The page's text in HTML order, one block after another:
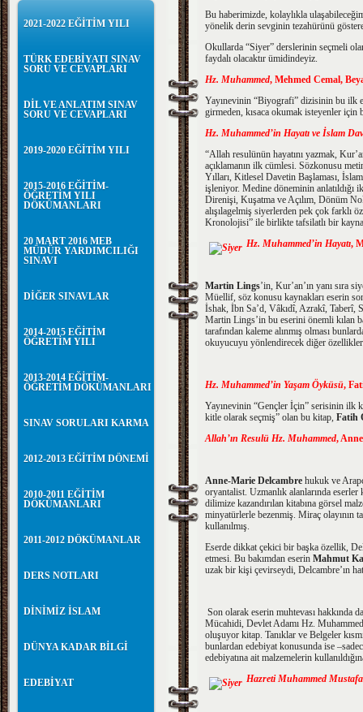
2021-2022 EĞİTİM YILI
TÜRK EDEBİYATI SINAV
SORU VE CEVAPLARI
DİL VE ANLATIM SINAV
SORU VE CEVAPLARI
2019-2020 EĞİTİM YILI
2015-2016 EĞİTİM-
ÖĞRETİM YILI
DÖKÜMANLARI
20 MART 2016 MEB
MÜDÜR YARDIMCILIĞI
SINAVI
DİĞER SINAVLAR
2014-2015 EĞİTİM
ÖĞRETİM YILI
2013-2014 EĞİTİM-
ÖĞRETİM DÖKÜMANLARI
SINAV SORULARI KARMA
2012-2013 EĞİTİM DÖNEMİ
2010-2011 EĞİTİM
DÖKÜMANLARI
2011-2012 DÖKÜMANLAR
DERS NOTLARI
DİNİMİZ İSLAM
DÜNYA KADAR BİLGİ
EDEBİYAT
Bu haberimizde, kolaylıkla
yönelik derin sevginin tezahürünü
Okullarda “Siyer” derslerinin seçmeli
faydalı olacaktır ümidindeyiz.
Hz. Muhammed, Mehmed Cemal,
Yayınevinin “Biyografi” dizisinin bu ilk
girmeden, kısaca okumak isteyenler için
Hz. Muhammed’in Hayatı ve İslam
“Allah resulünün hayatını yazmak,
açıklamanın ilk cümlesi. Sözkonusu
Yılları, Kitlesel Davetin Başlaması,
işleniyor. Medine döneminin anlatıldığı
Direnişi, Kuşatma ve Açılım, Dönüm
alışılagelmiş siyerlerden pek çok farklı
Kronolojisi” ile birlikte tafsilatlı bir
Hz. Muhammed’in Hayatı,
Martin Lings’in, Kur’an’ın yanı sıra
Müellif, söz konusu kaynakları eserin
İshak, İbn Sa’d, Vâkıdî, Azrakî,
Martin Lings’in bu eserini önemli kılan
tarafından kaleme alınmış olması
okuyucuyu yönlendirecek diğer
Hz. Muhammed’in Yaşam Öyküsü,
Yayınevinin “Gençler İçin” serisinin ilk
kitle olarak seçmiş” olan bu kitap, Fatih
Allah’ın Resulü Hz. Muhammed,
Anne-Marie Delcambre hukuk ve
oryantalist. Uzmanlık alanlarında
dilimize kazandırılan kitabına görsel
minyatürlerle bezenmiş. Miraç olayının
kullanılmış.
Eserde dikkat çekici bir başka özellik,
etmesi. Bu bakımdan eserin Mahmut
uzak bir kişi çevirseydi, Delcambre’ın
Son olarak eserin muhtevası
Mücahidi, Devlet Adamı Hz.
oluşuyor kitap. Tanıklar ve Belgeler
bunlardan edebiyat konusunda ise
edebiyatına ait malzemelerin
Hazreti Muhammed Mustafa